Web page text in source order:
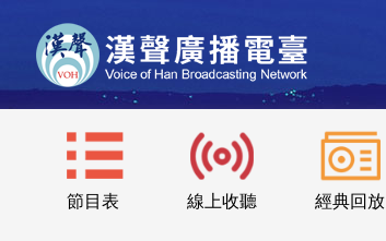
節目表 線上收聽 經典回放